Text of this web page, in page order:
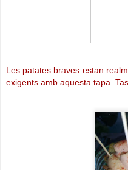
Les patates braves estan
exigents amb aquesta tapa.